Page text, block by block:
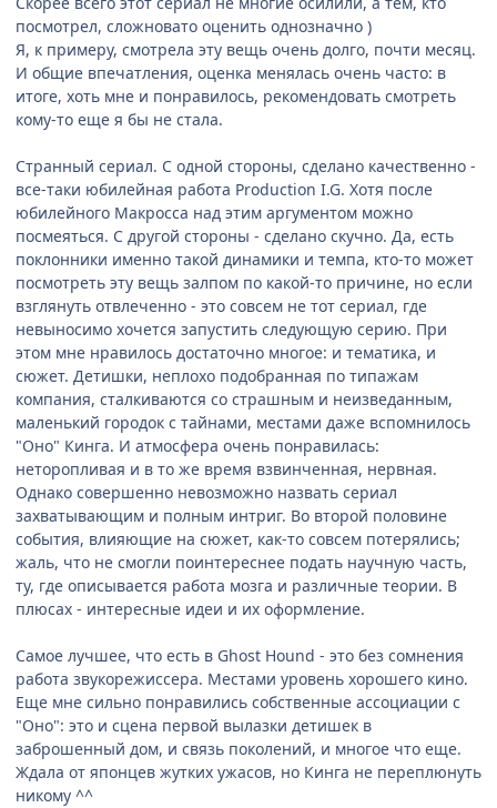
посмотрел, сложновато оценить однозначно )
Я, к примеру, смотрела эту вещь очень долго, почти месяц.
И общие впечатления, оценка менялась очень часто: в
итоге, хоть мне и понравилось, рекомендовать смотреть
кому-то еще я бы не стала.
Странный сериал. С одной стороны, сделано качественно -
все-таки юбилейная работа Production I.G. Хотя после
юбилейного Макросса над этим аргументом можно
посмеяться. С другой стороны - сделано скучно. Да, есть
поклонники именно такой динамики и темпа, кто-то может
посмотреть эту вещь залпом по какой-то причине, но если
взглянуть отвлеченно - это совсем не тот сериал, где
невыносимо хочется запустить следующую серию. При
этом мне нравилось достаточно многое: и тематика, и
сюжет. Детишки, неплохо подобранная по типажам
компания, сталкиваются со страшным и неизведанным,
маленький городок с тайнами, местами даже вспомнилось
"Оно" Кинга. И атмосфера очень понравилась:
неторопливая и в то же время взвинченная, нервная.
Однако совершенно невозможно назвать сериал
захватывающим и полным интриг. Во второй половине
события, влияющие на сюжет, как-то совсем потерялись;
жаль, что не смогли поинтереснее подать научную часть,
ту, где описывается работа мозга и различные теории. В
плюсах - интересные идеи и их оформление.
Самое лучшее, что есть в Ghost Hound - это без сомнения
работа звукорежиссера. Местами уровень хорошего кино.
Еще мне сильно понравились собственные ассоциации с
"Оно": это и сцена первой вылазки детишек в
заброшенный дом, и связь поколений, и многое что еще.
Ждала от японцев жутких ужасов, но Кинга не переплюнуть
никому ^^